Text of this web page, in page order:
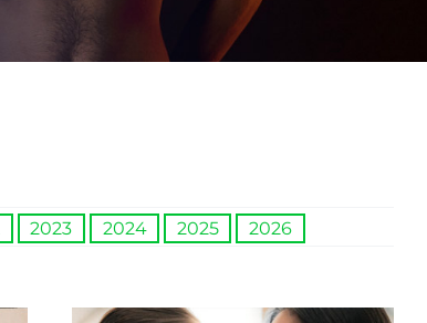
2023 2024 2025 2026